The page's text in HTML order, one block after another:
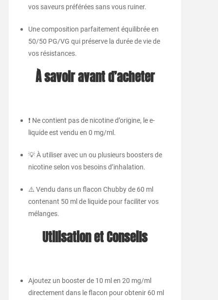
vos saveurs préférées sans vous ruiner.
Une composition parfaitement équilibrée en
50/50 PG/VG qui préserve la durée de vie de
vos résistances.
À savoir avant d’acheter
❗ Ne contient pas de nicotine d’origine, le e-
liquide est vendu en 0 mg/ml.
💡 À utiliser avec un ou plusieurs boosters de
nicotine selon vos besoins d’inhalation.
⚠️ Vendu dans un flacon Chubby de 60 ml
contenant 50 ml de liquide pour faciliter vos
mélanges.
Utilisation et Conseils
Ajoutez un booster de 10 ml en 20 mg/ml
directement dans le flacon pour obtenir 60 ml